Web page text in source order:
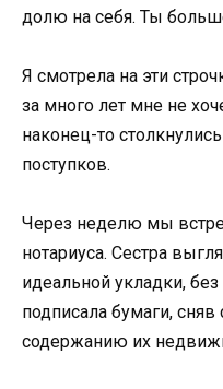
долю на себя. Ты
Я смотрела на эти
за много лет мне не
наконец-то
поступков.
Через неделю мы
нотариуса. Сестра
идеальной укладки,
подписала бумаги,
содержанию их